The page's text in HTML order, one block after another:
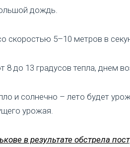
дождь.
скоростью 5–10 метров в
до 13 градусов тепла, днем
и солнечно – лето будет
урожая.
в результате обстрела